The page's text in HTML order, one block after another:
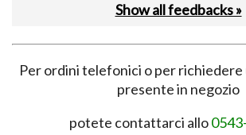
Show all feedbacks »
Per ordini telefonici o per
presente in negozio
potete contattarci allo